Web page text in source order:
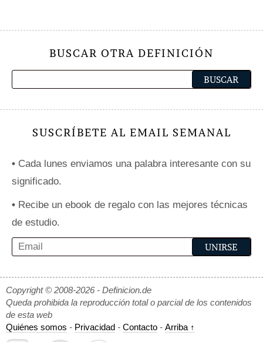
BUSCAR OTRA DEFINICIÓN
SUSCRÍBETE AL EMAIL SEMANAL
• Cada lunes enviamos una palabra interesante con su
significado.
• Recibe un ebook de regalo con las mejores técnicas
de estudio.
Copyright © 2008-2026 - Definicion.de
Queda prohibida la reproducción total o parcial de los contenidos
de esta web
Quiénes somos - Privacidad - Contacto - Arriba ↑